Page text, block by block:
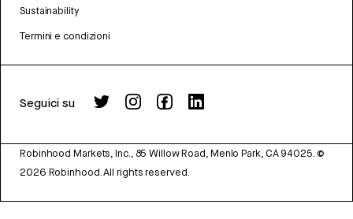
Sustainability
Termini e condizioni
Seguici su
Robinhood Markets, Inc., 85 Willow Road, Menlo Park, CA 94025. ©
2026 Robinhood. All rights reserved.